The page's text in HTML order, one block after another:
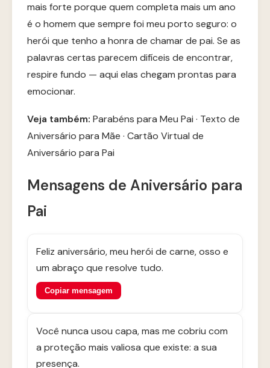
mais forte porque quem completa mais um ano
é o homem que sempre foi meu porto seguro: o
herói que tenho a honra de chamar de pai. Se as
palavras certas parecem difíceis de encontrar,
respire fundo — aqui elas chegam prontas para
emocionar.
Veja também: Parabéns para Meu Pai · Texto de
Aniversário para Mãe · Cartão Virtual de
Aniversário para Pai
Mensagens de Aniversário para
Pai
Feliz aniversário, meu herói de carne, osso e
um abraço que resolve tudo.
Copiar mensagem
Você nunca usou capa, mas me cobriu com
a proteção mais valiosa que existe: a sua
presença.